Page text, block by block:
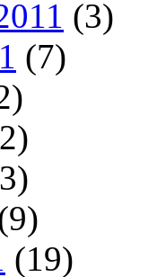
(3)
(7)
(19)